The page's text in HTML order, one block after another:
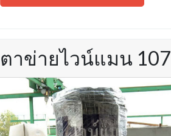
ตาข่ายไวน์แมน 107